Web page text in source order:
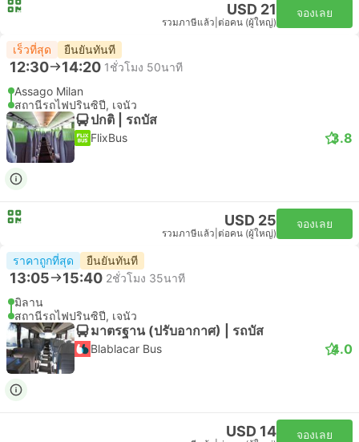
USD 21
รวมภาษีแล้ว ต่อคน (ผู้ใหญ่)
จองเลย
เร็วที่สุด ยืนยันทันที
12:30 14:20 1ชั่วโมง 50นาที
Assago Milan
สถานีรถไฟปรินซิปี, เจนัว
ปกติ | รถบัส
FlixBus 3.8
USD 25
รวมภาษีแล้ว ต่อคน (ผู้ใหญ่)
จองเลย
ราคาถูกที่สุด ยืนยันทันที
13:05 15:40 2ชั่วโมง 35นาที
มิลาน
สถานีรถไฟปรินซิปี, เจนัว
มาตรฐาน (ปรับอากาศ) | รถบัส
Blablacar Bus 4.0
USD 14 จองเลย